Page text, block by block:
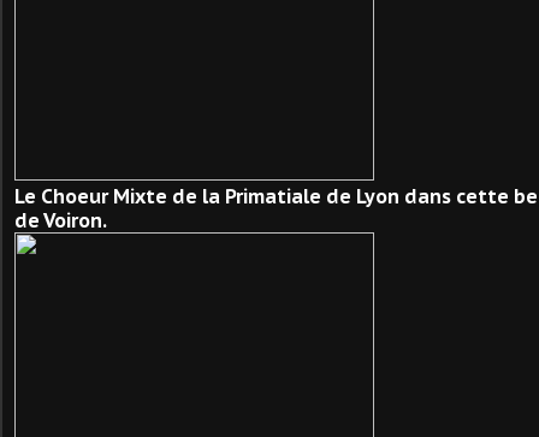
Le Choeur Mixte de la Primatiale de Lyon dans cette
de Voiron.